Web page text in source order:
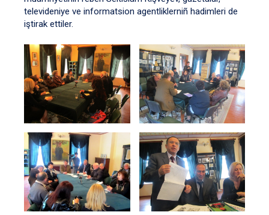
televideniye ve informatsion agentliklerniñ hadimleri de
iştirak ettiler.